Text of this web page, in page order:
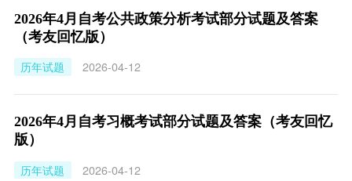
2026年4月自考公共政策分析考试部分试题及答案
（考友回忆版）
历年试题
2026-04-12
2026年4月自考习概考试部分试题及答案（考友回忆
版）
历年试题
2026-04-12